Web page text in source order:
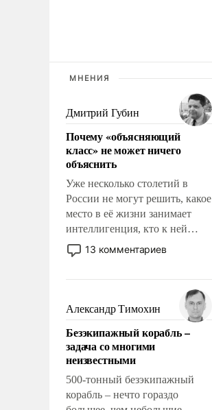
МНЕНИЯ
Дмитрий Губин
Почему «объясняющий
класс» не может ничего
объяснить
Уже несколько столетий в
России не могут решить, какое
место в её жизни занимает
интеллигенция, кто к ней
принадлежит, а кого из неё
исключили с правом
чем она отличается от просто
образованных людей. Иногда
казалось, что эти вопросы
решены раз и навсегда, но –
нет, не решены.
13 комментариев
Александр Тимохин
Безэкипажный корабль –
задача со многими
неизвестными
500-тонный безэкипажный
корабль – нечто гораздо